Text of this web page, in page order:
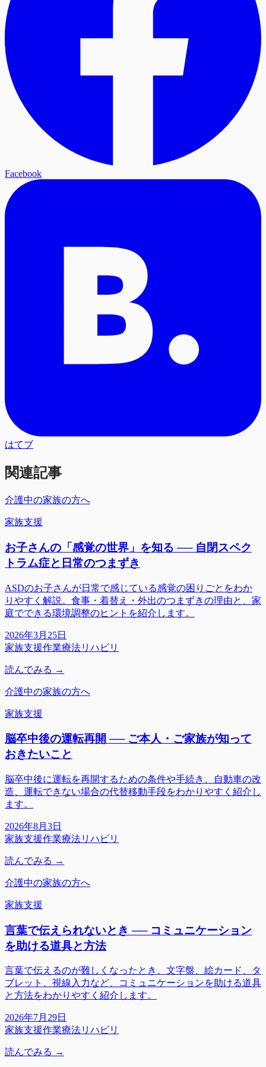
Facebook
はてブ
関連記事
介護中の家族の方へ
家族支援
お子さんの「感覚の世界」を知る ── 自閉スペク
トラム症と日常のつまずき
ASDのお子さんが日常で感じている感覚の困りごとをわか
りやすく解説。食事・着替え・外出のつまずきの理由と、家
庭でできる環境調整のヒントを紹介します。
2026年3月25日
家族支援作業療法リハビリ
読んでみる →
介護中の家族の方へ
家族支援
脳卒中後の運転再開 ── ご本人・ご家族が知って
おきたいこと
脳卒中後に運転を再開するための条件や手続き、自動車の改
造、運転できない場合の代替移動手段をわかりやすく紹介し
ます。
2026年8月3日
家族支援作業療法リハビリ
読んでみる →
介護中の家族の方へ
家族支援
言葉で伝えられないとき ── コミュニケーション
を助ける道具と方法
言葉で伝えるのが難しくなったとき、文字盤、絵カード、タ
ブレット、視線入力など、コミュニケーションを助ける道具
と方法をわかりやすく紹介します。
2026年7月29日
家族支援作業療法リハビリ
読んでみる →